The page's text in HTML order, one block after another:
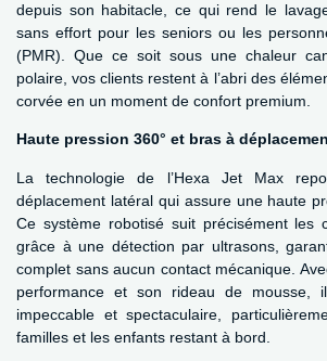
depuis son habitacle, ce qui rend le
sans effort pour les seniors ou les
(PMR). Que ce soit sous une chaleur
polaire, vos clients restent à l’abri des
corvée en un moment de confort premium.
Haute pression 360° et bras à
La technologie de l’Hexa Jet Max
déplacement latéral qui assure une haute
Ce système robotisé suit précisément les
grâce à une détection par ultrasons,
complet sans aucun contact mécanique.
performance et son rideau de mousse,
impeccable et spectaculaire,
familles et les enfants restant à bord.